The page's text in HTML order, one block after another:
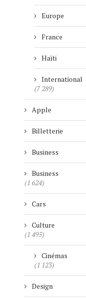
Europe
France
Haïti
International
(7 289)
Apple
Billetterie
Business
Business
(1 624)
Cars
Culture
(1 495)
Cinémas
(1 123)
Design